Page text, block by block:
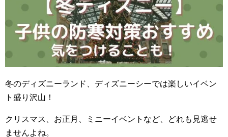
冬のディズニーランド、ディズニーシーでは楽しいイベン
ト盛り沢山！
クリスマス、お正月、ミニーイベントなど、どれも見逃せ
ませんよね。